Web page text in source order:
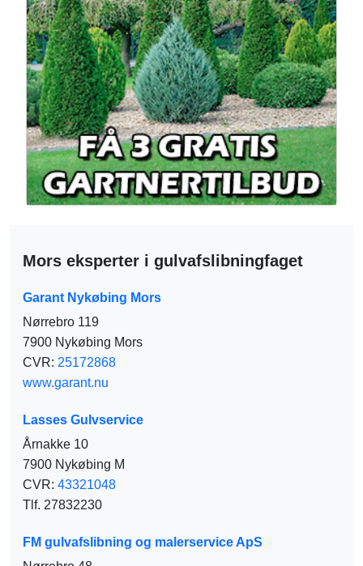
Mors eksperter i gulvafslibningfaget
Garant Nykøbing Mors
Nørrebro 119
7900 Nykøbing Mors
CVR: 25172868
www.garant.nu
Lasses Gulvservice
Årnakke 10
7900 Nykøbing M
CVR: 43321048
Tlf. 27832230
FM gulvafslibning og malerservice ApS